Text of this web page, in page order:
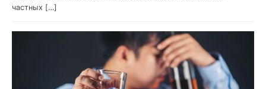
частных […]